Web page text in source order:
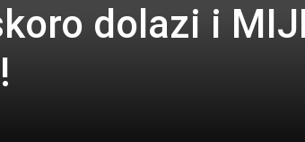
dolazi i